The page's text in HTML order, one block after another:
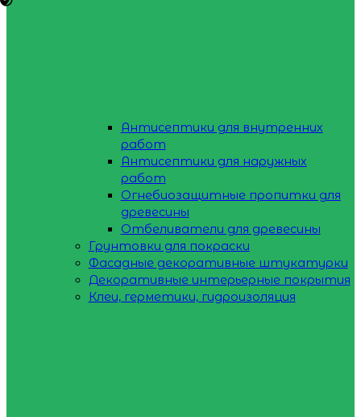
Антисептики для внутренних
работ
Антисептики для наружных
работ
Огнебиозащитные пропитки для
древесины
Отбеливатели для древесины
Грунтовки для покраски
Фасадные декоративные штукатурки
Декоративные интерьерные покрытия
Клеи, герметики, гидроизоляция